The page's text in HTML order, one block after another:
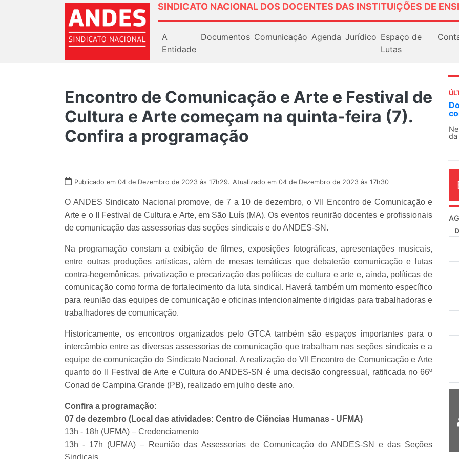
SINDICATO NACIONAL DOS DOCENTES DAS INSTITUIÇÕES DE
A
Entidade
Documentos Comunicação Agenda Jurídico Espaço de
Lutas
Encontro de Comunicação e Arte e Festival de
Cultura e Arte começam na quinta-feira (7).
Confira a programação
Publicado em 04 de Dezembro de 2023 às 17h29. Atualizado em 04 de Dezembro de 2023 às 17h30
O ANDES Sindicato Nacional promove, de 7 a 10 de dezembro, o VII Encontro de Comunicação e
Arte e o II Festival de Cultura e Arte, em São Luís (MA). Os eventos reunirão docentes e profissionais
de comunicação das assessorias das seções sindicais e do ANDES-SN.
Na programação constam a exibição de filmes, exposições fotográficas, apresentações musicais,
entre outras produções artísticas, além de mesas temáticas que debaterão comunicação e lutas
contra-hegemônicas, privatização e precarização das políticas de cultura e arte e, ainda, políticas de
comunicação como forma de fortalecimento da luta sindical. Haverá também um momento específico
para reunião das equipes de comunicação e oficinas intencionalmente dirigidas para trabalhadoras e
trabalhadores de comunicação.
Historicamente, os encontros organizados pelo GTCA também são espaços importantes para o
intercâmbio entre as diversas assessorias de comunicação que trabalham nas seções sindicais e a
equipe de comunicação do Sindicato Nacional. A realização do VII Encontro de Comunicação e Arte
quanto do II Festival de Arte e Cultura do ANDES-SN é uma decisão congressual, ratificada no 66º
Conad de Campina Grande (PB), realizado em julho deste ano.
Confira a programação:
07 de dezembro (Local das atividades: Centro de Ciências Humanas - UFMA)
13h - 18h (UFMA) – Credenciamento
13h - 17h (UFMA) – Reunião das Assessorias de Comunicação do ANDES-SN e das Seções
Sindicais
Docentes paralisam novamente as
contra as políticas de Milei na Argentina
Nessa segunda-feira (3), sindicatos de docentes